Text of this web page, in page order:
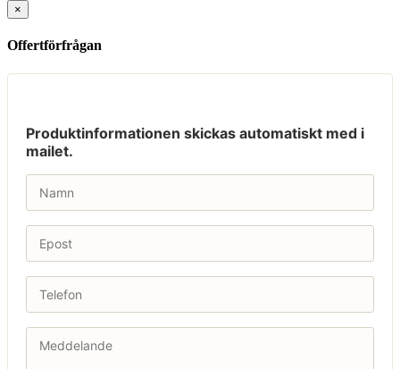
×
Offertförfrågan
Produktinformationen skickas automatiskt med i
mailet.